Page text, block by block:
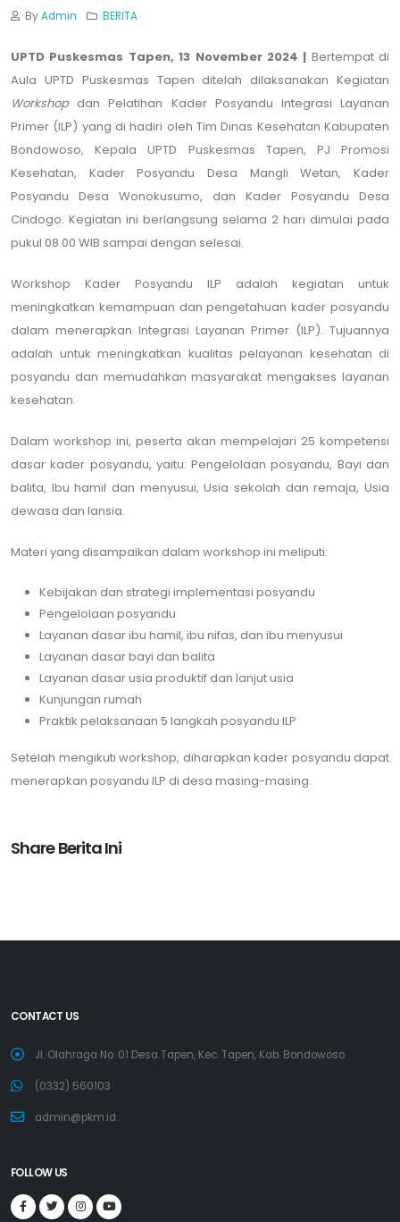
ByAdmin BERITA
UPTD Puskesmas Tapen, 13 November 2024 | Bertempat di
Aula UPTD Puskesmas Tapen ditelah dilaksanakan Kegiatan
Workshopdan Pelatihan Kader Posyandu Integrasi Layanan
Primer (ILP) yang di hadiri oleh Tim Dinas Kesehatan Kabupaten
Bondowoso, Kepala UPTD Puskesmas Tapen, PJ Promosi
Kesehatan, Kader Posyandu Desa Mangli Wetan, Kader
Posyandu Desa Wonokusumo, dan Kader Posyandu Desa
Cindogo. Kegiatan ini berlangsung selama 2 hari dimulai pada
pukul 08.00 WIB sampai dengan selesai.
Workshop Kader Posyandu ILP adalah kegiatan untuk
meningkatkan kemampuan dan pengetahuan kader posyandu
dalam menerapkan Integrasi Layanan Primer (ILP). Tujuannya
adalah untuk meningkatkan kualitas pelayanan kesehatan di
posyandu dan memudahkan masyarakat mengakses layanan
kesehatan.
Dalam workshop ini, peserta akan mempelajari 25 kompetensi
dasar kader posyandu, yaitu: Pengelolaan posyandu, Bayi dan
balita, Ibu hamil dan menyusui, Usia sekolah dan remaja, Usia
dewasa dan lansia.
Materi yang disampaikan dalam workshop ini meliputi:
Kebijakan dan strategi implementasi posyandu
Pengelolaan posyandu
Layanan dasar ibu hamil, ibu nifas, dan ibu menyusui
Layanan dasar bayi dan balita
Layanan dasar usia produktif dan lanjut usia
Kunjungan rumah
Praktik pelaksanaan 5 langkah posyandu ILP
Setelah mengikuti workshop, diharapkan kader posyandu dapat
menerapkan posyandu ILP di desa masing-masing.
Share Berita Ini
CONTACT US
Jl. Olahraga No. 01 Desa Tapen, Kec. Tapen, Kab. Bondowoso
(0332) 560103
admin@pkm.id
FOLLOW US